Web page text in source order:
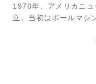
1970年、アメリカニ
立。当初はボールマシ
を考案すると、1978